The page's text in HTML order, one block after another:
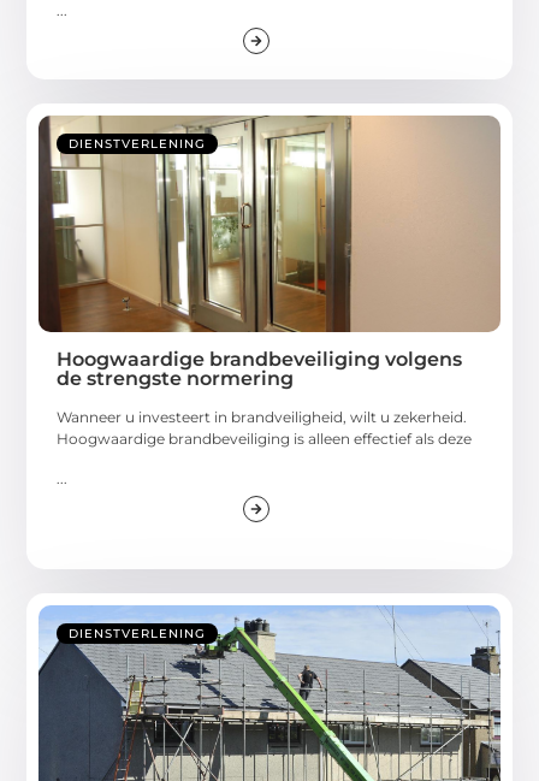
...
DIENSTVERLENING
Hoogwaardige brandbeveiliging volgens
de strengste normering
Wanneer u investeert in brandveiligheid, wilt u zekerheid.
Hoogwaardige brandbeveiliging is alleen effectief als deze
DIENSTVERLENING